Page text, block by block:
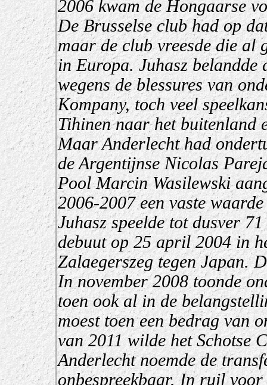
2006 kwam de Hongaarse
De Brusselse club had op
maar de club vreesde die al
in Europa. Juhasz belandde
wegens de blessures van
Kompany, toch veel
Tihinen naar het buitenland
Maar Anderlecht had
de Argentijnse Nicolas
Pool Marcin Wasilewski
2006-2007 een vaste
Juhasz speelde tot dusver
debuut op 25 april 2004 in
Zalaegerszeg tegen Japan.
In november 2008 toonde
toen ook al in de
moest toen een bedrag van
van 2011 wilde het Schotse
Anderlecht noemde de
onbespreekbaar. In ruil voor